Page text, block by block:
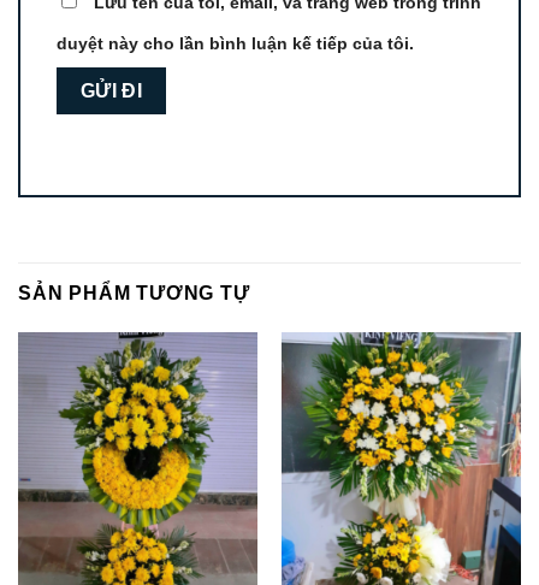
duyệt này cho lần bình luận kế tiếp của tôi.
SẢN PHẨM TƯƠNG TỰ